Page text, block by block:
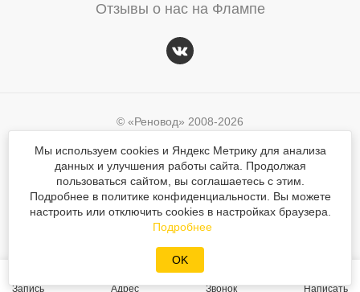
Запись Адрес Звонок Написать
Отзывы о нас на Флампе
© «Реновод» 2008-2026
Вся текстовая и графическая информация на сайте защищена законом об авторском
Политика персональных данных
Согласие на обработку персональных данных
Разработка сайтаMahogany
© «Реновод» 2008-2026
Политика персональных данных
Разработка сайтаMahogany
Мы используем cookies и Яндекс Метрику для анализа
данных и улучшения работы сайта. Продолжая
пользоваться сайтом, вы соглашаетесь с этим.
Подробнее в политике конфиденциальности. Вы можете
настроить или отключить cookies в настройках браузера.
Подробнее
OK